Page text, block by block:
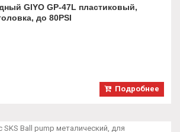
GIYO GP-47L пластиковый,
до 80PSI
Подробнее